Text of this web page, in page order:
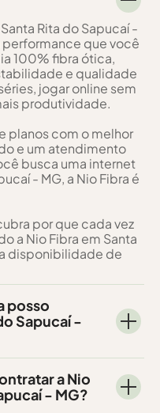
Rita do Sapucaí -
performance que você
100% fibra ótica,
e qualidade
jogar online sem
produtividade.
planos com o melhor
e um atendimento
busca uma internet
- MG, a Nio Fibra é
por que cada vez
a Nio Fibra em Santa
disponibilidade de
posso
Sapucaí -
a Nio
- MG?